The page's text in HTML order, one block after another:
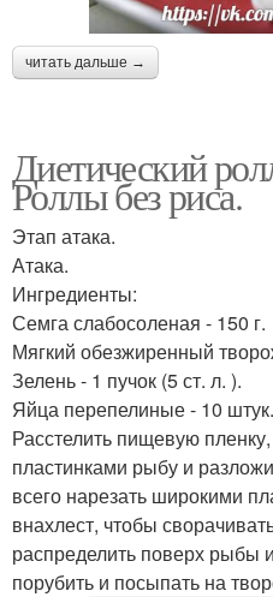
читать дальше →
Диетический
Роллы без риса.
Этап атака.
Атака.
Ингредиенты:
Семга слабосоленая - 150 г.
Мягкий обезжиренный
Зелень - 1 пучок (5 ст. л. ).
Яйца перепелиные - 10 штук.
Расстелить пищевую
пластинками рыбу и
всего нарезать широкими
внахлест, чтобы
распределить поверх рыбы
порубить и посыпать на